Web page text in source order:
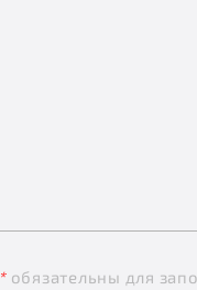
*обязательны для